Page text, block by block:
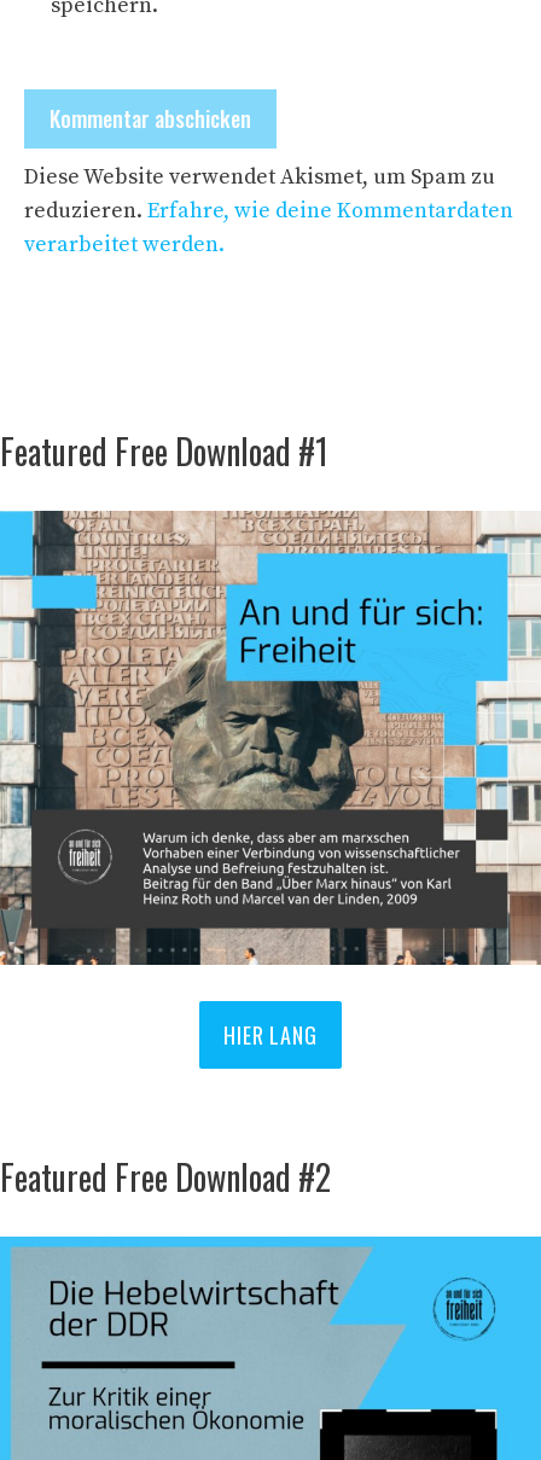
Diese Website verwendet Akismet, um Spam zu
reduzieren. Erfahre, wie deine Kommentardaten
verarbeitet werden.
Featured Free Download #1
HIER LANG
Featured Free Download #2